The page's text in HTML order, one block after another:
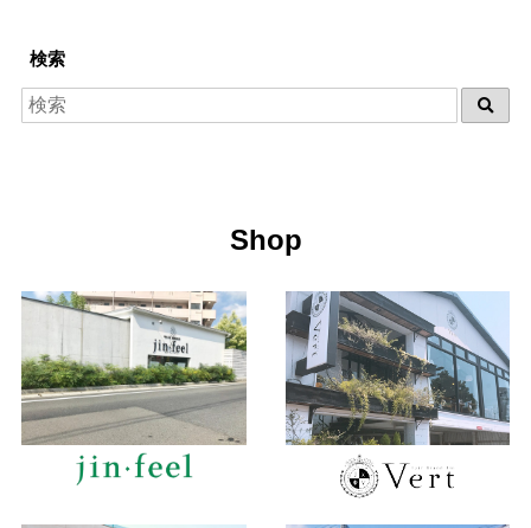
2021年2月 (6)
2021年1月 (17)
2020年7月 (12)
2020年6月 (17)
2020年2月 (9)
2020年1月 (14)
2019年8月 (10)
2019年7月 (27)
2019年3月 (27)
2019年2月 (50)
2019年1月 (32)
2018年9月 (54)
2018年8月 (81)
2018年4月 (92)
2018年3月 (81)
2018年2月 (69)
2018年1月 (78)
2017年10月 (90)
2017年9月 (68)
2017年5月 (91)
2017年4月 (88)
2017年3月 (65)
2017年2月 (69)
2016年11月 (96)
2016年10月 (96)
2016年6月 (86)
2016年5月 (85)
2016年4月 (78)
2016年3月 (55)
2014年12月 (1)
2014年10月 (2)
検索
Shop